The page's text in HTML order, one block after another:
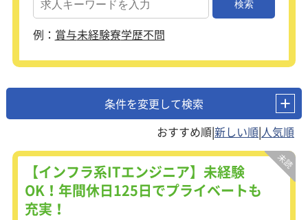
例： 賞与未経験寮学歴不問
条件を変更して検索
|
|
【インフラ系ITエンジニア】未経験
OK！年間休日125日でプライベートも
充実！